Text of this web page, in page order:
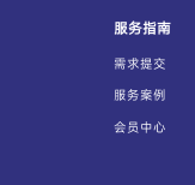
服务指南
需求提交
服务案例
会员中心